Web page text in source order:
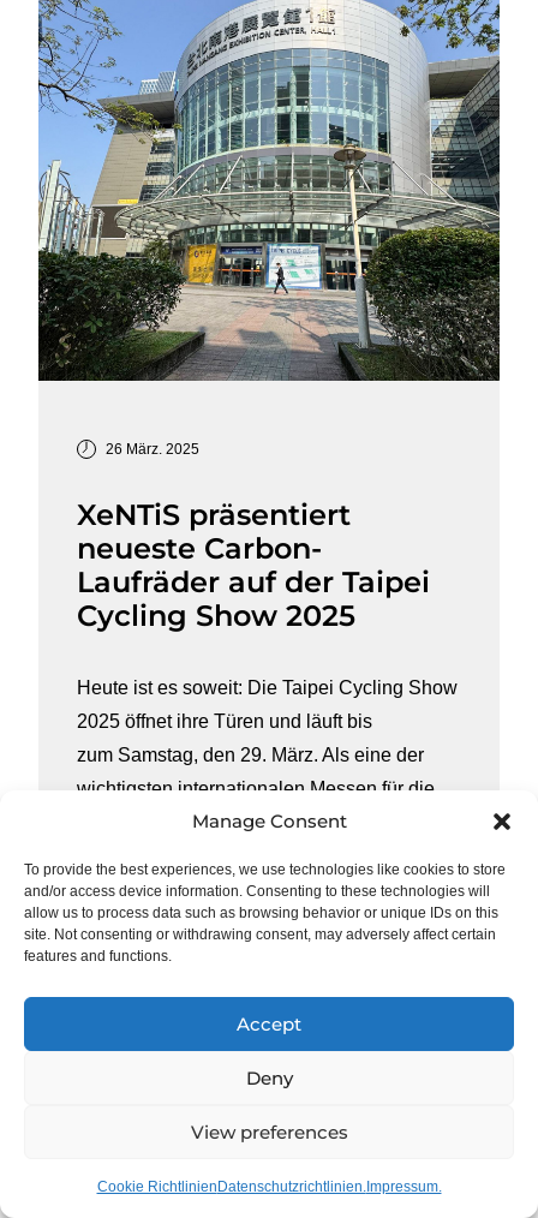
Manage Consent
To provide the best experiences, we use technologies like cookies to store
and/or access device information. Consenting to these technologies will
allow us to process data such as browsing behavior or unique IDs on this
site. Not consenting or withdrawing consent, may adversely affect certain
features and functions.
Accept
Deny
View preferences
Cookie Richtlinien Datenschutzrichtlinien.Impressum.
26 März. 2025
XeNTiS präsentiert
neueste Carbon-
Laufräder auf der Taipei
Cycling Show 2025
Heute ist es soweit: Die Taipei Cycling Show
2025 öffnet ihre Türen und läuft bis
zum Samstag, den 29. März. Als eine der
wichtigsten internationalen Messen für die
Fahrradindustrie bietet das Event die
Innovationen und technologischen
Fortschritte im Radsportbereich. Auch in
diesem Jahr ist XeNTiS mit einem